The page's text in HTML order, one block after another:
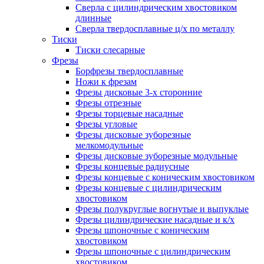
Сверла с цилиндрическим хвостовиком
длинные
Сверла твердосплавные ц/х по металлу
Тиски
Тиски слесарные
Фрезы
Борфрезы твердосплавные
Ножи к фрезам
Фрезы дисковые 3-х сторонние
Фрезы отрезные
Фрезы торцевые насадные
Фрезы угловые
Фрезы дисковые зуборезные
мелкомодульные
Фрезы дисковые зуборезные модульные
Фрезы концевые радиусные
Фрезы концевые с коническим хвостовиком
Фрезы концевые с цилиндрическим
хвостовиком
Фрезы полукруглые вогнутые и выпуклые
Фрезы цилиндрические насадные и к/х
Фрезы шпоночные с коническим
хвостовиком
Фрезы шпоночные с цилиндрическим
хвостовиком